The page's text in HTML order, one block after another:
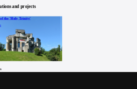
and projects
the 'Holy Trinity'